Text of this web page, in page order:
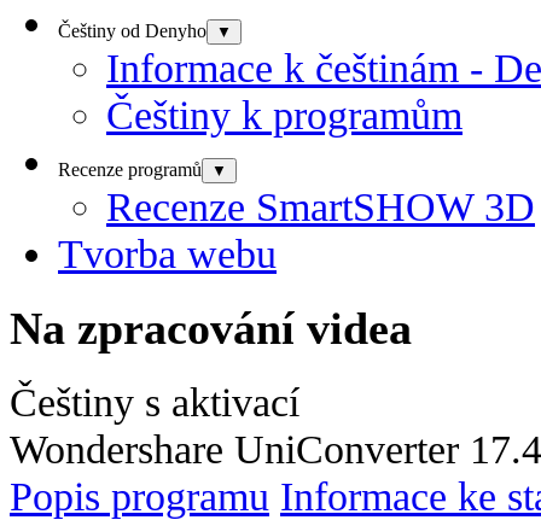
Češtiny od Denyho ▼
Informace k češtinám -
Češtiny k programům
Recenze programů ▼
Recenze SmartSHOW 3D
Tvorba webu
Na zpracování videa
Češtiny s aktivací
Wondershare UniConverter
Popis programu Informace ke